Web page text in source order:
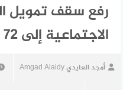
رفع سقف تمويل
الاجتماعية إلى 72 ألف ريال
أمجد العايدي Amgad Alaidy